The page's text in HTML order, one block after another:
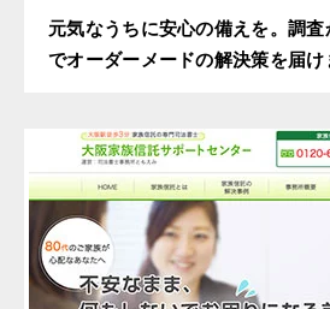
元気なうちに安心の備えを。調査
でオーダーメードの解決策を届け